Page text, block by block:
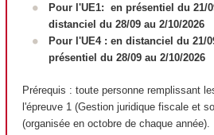
Pour l'UE1: en présentiel du 21/
distanciel du 28/09 au 2/10/2026
Pour l'UE4 : en distanciel du 21/
présentiel du 28/09 au 2/10/2026
Prérequis : toute personne remplissant
l'épreuve 1 (Gestion juridique fiscale et
(organisée en octobre de chaque année).